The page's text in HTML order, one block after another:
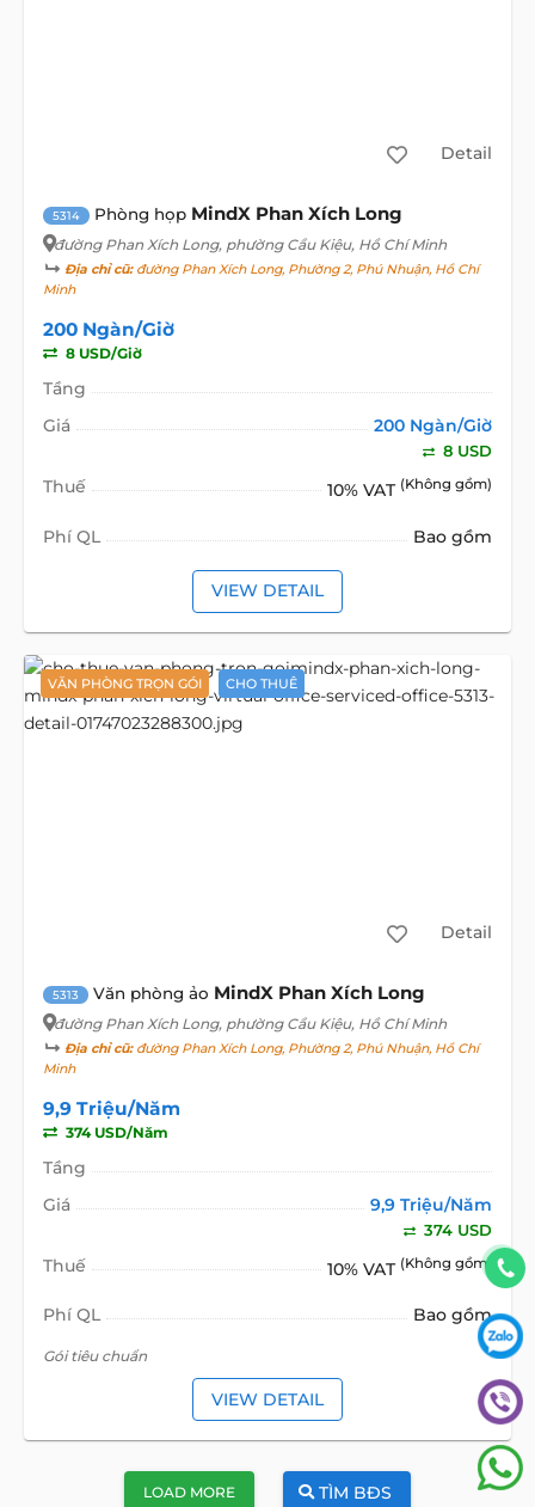
Detail
5314 Phòng họp MindX Phan Xích Long
đường Phan Xích Long, phường Cầu Kiệu, Hồ Chí Minh
Địa chỉ cũ:đường Phan Xích Long, Phường 2, Phú Nhuận, Hồ Chí
Minh
200 Ngàn/Giờ
8 USD/Giờ
Tầng
Giá
200 Ngàn/Giờ
8 USD
Thuế 10% VAT (Không gồm)
Phí QL Bao gồm
VIEW DETAIL
VĂN PHÒNG TRỌN GÓI CHO THUÊ
Detail
5313 Văn phòng ảo MindX Phan Xích Long
đường Phan Xích Long, phường Cầu Kiệu, Hồ Chí Minh
Địa chỉ cũ:đường Phan Xích Long, Phường 2, Phú Nhuận, Hồ Chí
Minh
9,9 Triệu/Năm
374 USD/Năm
Tầng
Giá
9,9 Triệu/Năm
374 USD
Thuế 10% VAT (Không gồm)
Phí QL Bao gồm
Gói tiêu chuẩn
VIEW DETAIL
LOAD MORE TÌM BĐS